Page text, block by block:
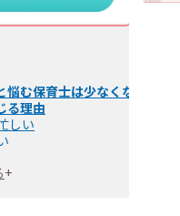
む保育士は少なくない
る理由
しい
い
+